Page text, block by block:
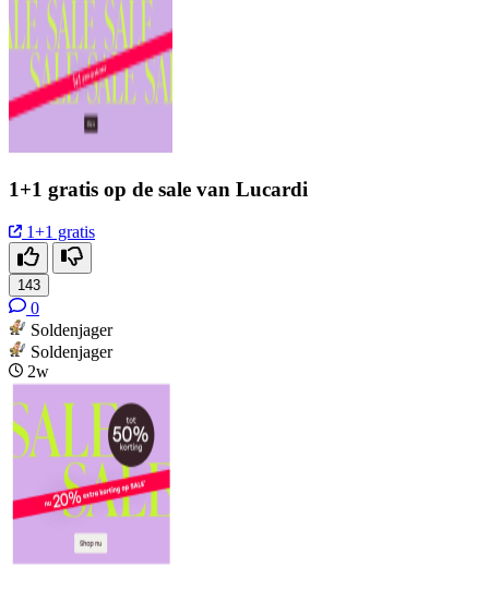
1+1 gratis op de sale van Lucardi
1+1 gratis
143
0
Soldenjager
Soldenjager
2w